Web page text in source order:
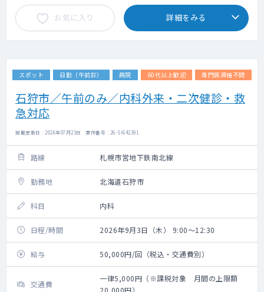
お気に入り 詳細をみる
スポット 日勤（午前診） 病院 60代以上歓迎 専門医資格不問
石狩市／午前のみ／内科外来・二次健診・救
急対応
掲載更新日 : 2026年07月23日 案件番号 : 26-SI642391
路線 札幌市営地下鉄南北線
勤務地 北海道石狩市
科目 内科
日程/時間 2026年9月3日（木） 9:00～12:30
給与 50,000円/回（税込・交通費別）
交通費
一律5,000円（※課税対象 月間の上限額
20,000円）